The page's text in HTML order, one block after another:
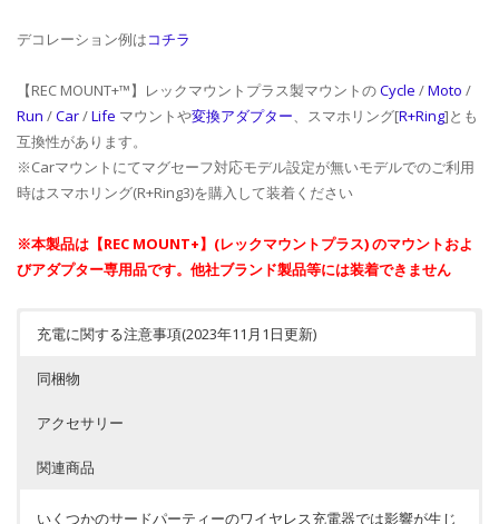
デコレーション例はコチラ
【REC MOUNT+™】レックマウントプラス製マウントのCycle /Moto /
Run /Car/Life マウントや変換アダプター、スマホリング[R+Ring]とも
互換性があります。
※Carマウントにてマグセーフ対応モデル設定が無いモデルでのご利用
時はスマホリング(R+Ring3)を購入して装着ください
※本製品は【REC MOUNT+】(レックマウントプラス) のマウントおよ
びアダプター専用品です。他社ブランド製品等には装着できません
充電に関する注意事項(2023年11月1日更新)
同梱物
アクセサリー
関連商品
いくつかのサードパーティーのワイヤレス充電器では影響が生じ